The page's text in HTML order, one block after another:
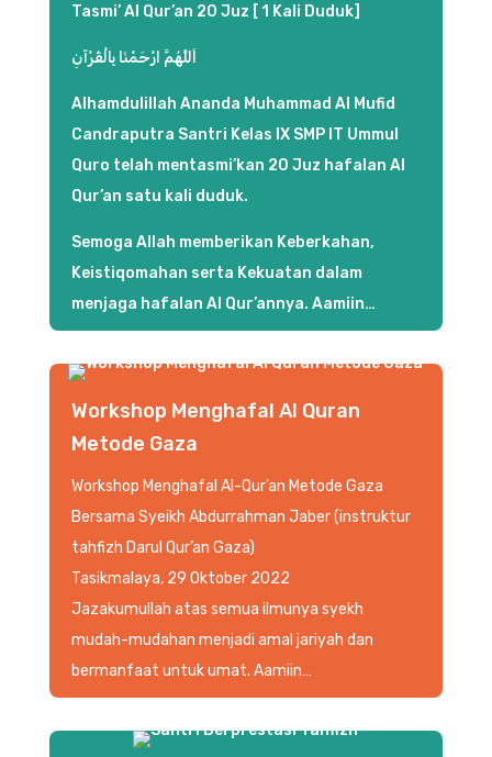
Tasmi’ Al Qur’an 20 Juz [ 1 Kali Duduk]
اَللَّهُمَّ ارْحَمْنَا بِالْقُرْآنِ
Alhamdulillah Ananda Muhammad Al Mufid
Candraputra Santri Kelas IX SMP IT Ummul
Quro telah mentasmi’kan 20 Juz hafalan Al
Qur’an satu kali duduk.
Semoga Allah memberikan Keberkahan,
Keistiqomahan serta Kekuatan dalam
menjaga hafalan Al Qur’annya. Aamiin…
Workshop Menghafal Al Quran
Metode Gaza
Workshop Menghafal Al-Qur’an Metode Gaza
Bersama Syeikh Abdurrahman Jaber (instruktur
tahfizh Darul Qur’an Gaza)
Tasikmalaya, 29 Oktober 2022
Jazakumullah atas semua ilmunya syekh
mudah-mudahan menjadi amal jariyah dan
bermanfaat untuk umat. Aamiin…